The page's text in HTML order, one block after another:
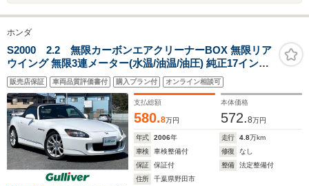
ホンダ
S2000 2.2 無限カーボンエアクリーナーBOX 無限リア
ウイング 無限3連メーター(水温/油温/油圧) 純正17インチ
AW レッドレザーシート 純正DVDナビ HIDヘッドライト
ETC 保証書 取扱説明書 スペアキー
販売店保証 車両品質評価書付 購入プラン付 オンライン相談可
支払総額
580.8万円
本体価格
572.8万円
年式 2006年 走行 4.8万km
車検
車検整備付 修復
なし
保証
保証付 整備
法定整備付
住所
千葉県野田市